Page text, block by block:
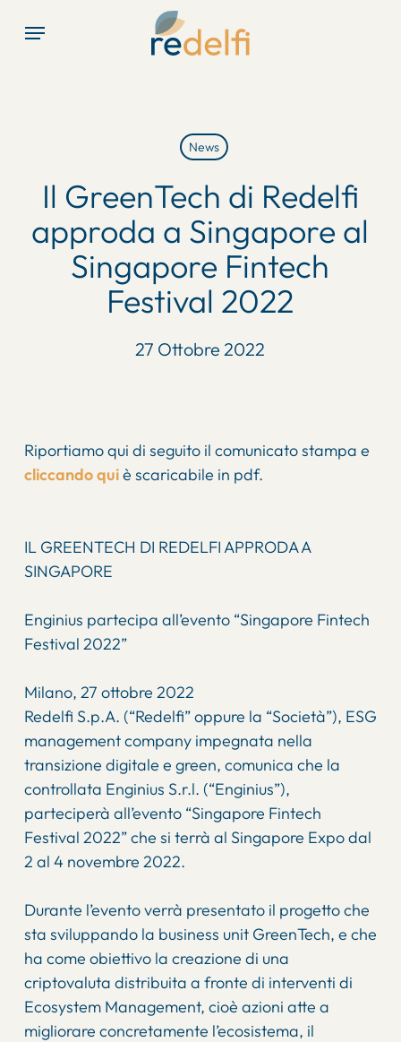
Menu
News
Il GreenTech di Redelfi
approda a Singapore al
Singapore Fintech
Festival 2022
27 Ottobre 2022
Riportiamo qui di seguito il comunicato stampa e
cliccando quiè scaricabile in pdf.
IL GREENTECH DI REDELFI APPRODA A
SINGAPORE
Enginius partecipa all’evento “Singapore Fintech
Festival 2022”
Milano, 27 ottobre 2022
Redelfi S.p.A. (“Redelfi” oppure la “Società”), ESG
management company impegnata nella
transizione digitale e green, comunica che la
controllata Enginius S.r.l. (“Enginius”),
parteciperà all’evento “Singapore Fintech
Festival 2022” che si terrà al Singapore Expo dal
2 al 4 novembre 2022.
Durante l’evento verrà presentato il progetto che
sta sviluppando la business unit GreenTech, e che
ha come obiettivo la creazione di una
criptovaluta distribuita a fronte di interventi di
Ecosystem Management, cioè azioni atte a
migliorare concretamente l’ecosistema, il